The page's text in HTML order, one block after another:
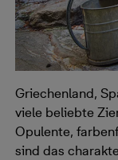
Griechenland,
viele beliebte
Opulente,
sind das